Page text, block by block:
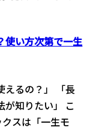
使い方次第で一生
えるの？」 「長
が知りたい」 こ
スは「一生モ